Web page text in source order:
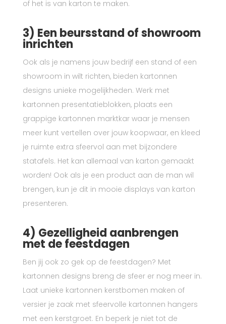
of het is van karton te maken.
3) Een beursstand of showroom
inrichten
Ook als je namens jouw bedrijf een stand of een
showroom in wilt richten, bieden kartonnen
designs unieke mogelijkheden. Werk met
kartonnen presentatieblokken, plaats een
grappige kartonnen marktkar waar je mensen
meer kunt vertellen over jouw koopwaar, en kleed
je ruimte extra sfeervol aan met bijzondere
statafels. Het kan allemaal van karton gemaakt
worden! Ook als je een product aan de man wil
brengen, kun je dit in mooie displays van karton
presenteren.
4) Gezelligheid aanbrengen
met de feestdagen
Ben jij ook zo gek op de feestdagen? Met
kartonnen designs breng de sfeer er nog meer in.
Laat unieke kartonnen kerstbomen maken of
versier je zaak met sfeervolle kartonnen hangers
met een kerstgroet. En beperk je niet tot de